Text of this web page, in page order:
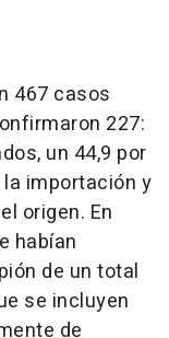
467 casos
227:
un 44,9 por
importación y
origen. En
habían
de un total
se incluyen
de